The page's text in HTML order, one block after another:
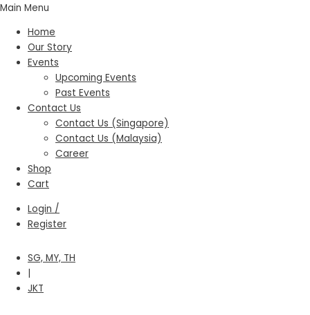
Main Menu
Home
Our Story
Events
Upcoming Events
Past Events
Contact Us
Contact Us (Singapore)
Contact Us (Malaysia)
Career
Shop
Cart
Login /
Register
SG, MY, TH
JKT